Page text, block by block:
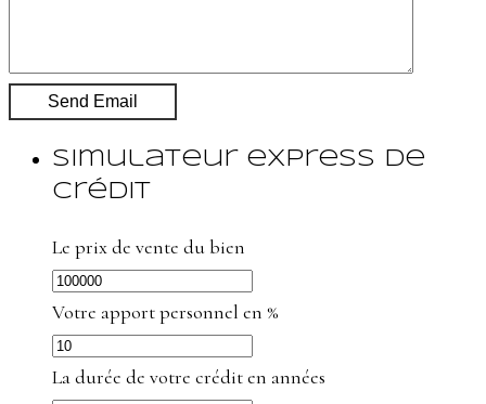
Simulateur express de
crédit
Le prix de vente du bien
Votre apport personnel en %
La durée de votre crédit en années